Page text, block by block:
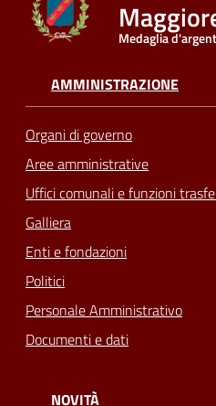
Seguici
Medaglia
AMMINISTRAZIONE
Organi di governo
Aree amministrative
Uffici comunali e funzioni
Galliera
Enti e fondazioni
Politici
Personale Amministrativo
Documenti e dati
NOVITÀ